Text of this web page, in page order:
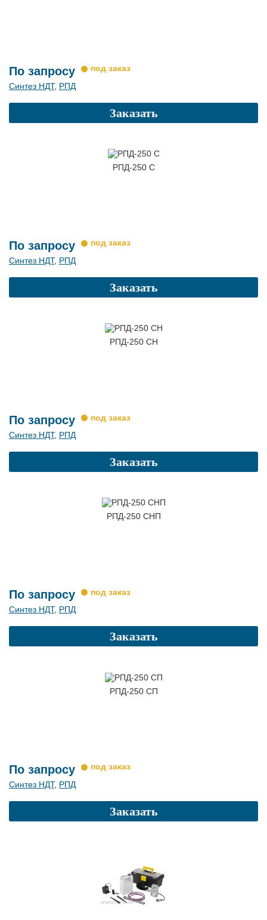
По запросу
Синтез НДТ, РПД
Заказать
РПД-250 С
По запросу
Синтез НДТ, РПД
Заказать
РПД-250 СН
По запросу
Синтез НДТ, РПД
Заказать
РПД-250 СНП
По запросу
Синтез НДТ, РПД
Заказать
РПД-250 СП
По запросу
Синтез НДТ, РПД
Заказать